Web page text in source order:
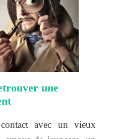
une
avec un vieux